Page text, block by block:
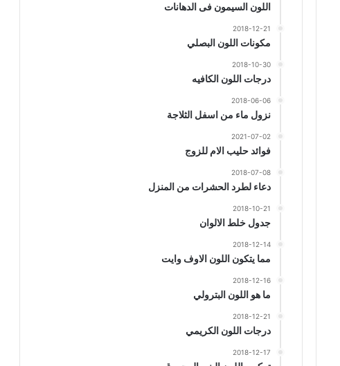
اللون السيمون فى الدهانات
2018-12-21
مكونات اللون البصلي
2018-10-30
درجات اللون الكافيه
2018-06-06
نزول ماء من اسفل الثلاجة
2021-07-02
فوائد حليب الام للزوج
2018-07-08
دعاء لطرد الحشرات من المنزل
2018-10-21
جدول خلط الالوان
2018-12-14
مما يتكون اللون الاوف وايت
2018-12-16
ما هو اللون البترولي
2018-12-21
درجات اللون الكريمي
2018-12-17